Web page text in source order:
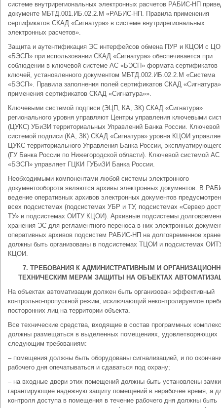
системе внутрирегиональных электронных расчетов РАБИС-НП
документе МБТД.001.ИБ.02.2.М «РАБИС-НП. Правила применения
сертификатов СКАД «Сигнатура» в системе внутрирегиональных
электронных расчетов».
Защита и аутентификация ЭС интерфейсов обмена ПУР и КЦОИ с
«БЭСП» при использовании СКАД «Сигнатура» обеспечивается при
соблюдении в ключевой системе АС «БЭСП» формата сертификатов
ключей, установленного документом МБТД.002.ИБ.02.2.М «Система
«БЭСП». Правила заполнения полей сертификатов СКАД
применения сертификатов СКАД «Сигнатура»».
Ключевыми системой подписи (ЭЦП, КА, ЗК) СКАД «Сигнатура»
регионального уровня управляют Центры управления ключевыми
(ЦУКС) УБиЗИ территориальных Управлений Банка России. Ключевой
системой подписи (КА, ЗК) СКАД «Сигнатура» уровня КЦОИ
ЦУКС территориального Управления Банка России,
(ГУ Банка России по Нижегородской области). Ключевой системой АС
«БЭСП» управляет ГЦКИ ГУБиЗИ Банка России.
Необходимыми компонентами любой системы электронного
документооборота являются архивы электронных документов. В
ведение оперативных архивов электронных документов
всех подсистемах (подсистемах УБР и ТУ, подсистемах «Сервер
ТУ» и подсистемах ОИТУ КЦОИ). Архивные подсистемы
хранения ЭС для регламентного переноса в них электронных
оперативных архивов подсистем РАБИС-НП на долговременное
должны быть организованы в подсистемах ТЦОИ и подсистемах
КЦОИ.
7. ТРЕБОВАНИЯ К АДМИНИСТРАТИВНЫМ И
ТЕХНИЧЕСКИМ МЕРАМ ЗАЩИТЫ НА ОБЪЕКТАХ
На объектах автоматизации должен быть организован эффективный
контрольно-пропускной режим, исключающий неконтролируемое
посторонних лиц на территории объекта.
Все технические средства, входящие в состав программных
должны размещаться в выделенных помещениях, удовлетворяющих
следующим требованиям:
– помещения должны быть оборудованы сигнализацией, и по
рабочего дня опечатываться и сдаваться под охрану;
– на входные двери этих помещений должны быть установлены
гарантирующие надежную защиту помещений в нерабочее время, а
контроля доступа в помещения в течение рабочего дня должны быть